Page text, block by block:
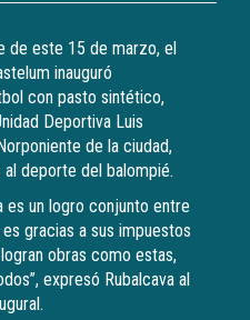
de este 15 de marzo, el
inauguró
con pasto sintético,
Deportiva Luis
de la ciudad,
deporte del balompié.
es un logro conjunto entre
gracias a sus impuestos
obras como estas,
expresó Rubalcava al